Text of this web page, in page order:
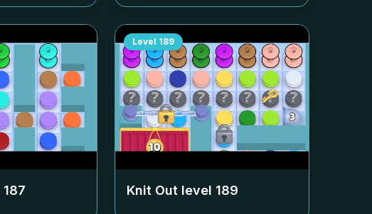
187
Level 189
Knit Out level 189